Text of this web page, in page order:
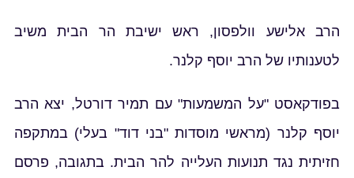
הרב אלישע וולפסון, ראש ישיבת הר הבית משיב
לטענותיו של הרב יוסף קלנר.
בפודקאסט "על המשמעות" עם תמיר דורטל, יצא הרב
יוסף קלנר (מראשי מוסדות "בני דוד" בעלי) במתקפה
חזיתית נגד תנועות העלייה להר הבית. בתגובה, פרסם